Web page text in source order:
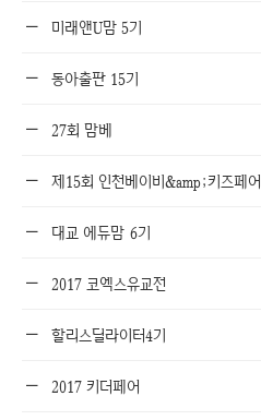
미래앤U맘 5기
동아출판 15기
27회 맘베
제15회 인천베이비&amp;키즈페어
대교 에듀맘 6기
2017 코엑스유교전
할리스딜라이터4기
2017 키더페어